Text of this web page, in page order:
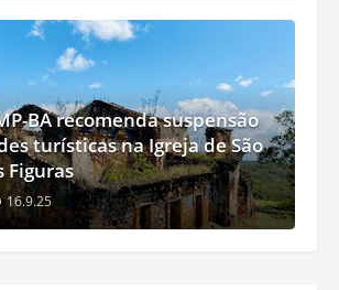
BA recomenda suspensão
turísticas na Igreja de São
Figuras
16.9.25